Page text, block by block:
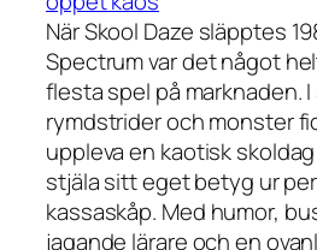
När Skool Daze släpptes
Spectrum var det något
flesta spel på marknaden.
rymdstrider och monster
uppleva en kaotisk
stjäla sitt eget betyg ur
kassaskåp. Med humor,
jagande lärare och en